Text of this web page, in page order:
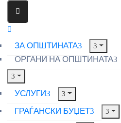
ЗА ОПШТИНАТА
ОРГАНИ НА ОПШТИНАТА
УСЛУГИ
ГРАЃАНСКИ БУЏЕТ